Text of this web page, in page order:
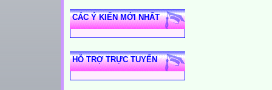
CÁC Ý KIẾN MỚI NHẤT
HỖ TRỢ TRỰC TUYẾN